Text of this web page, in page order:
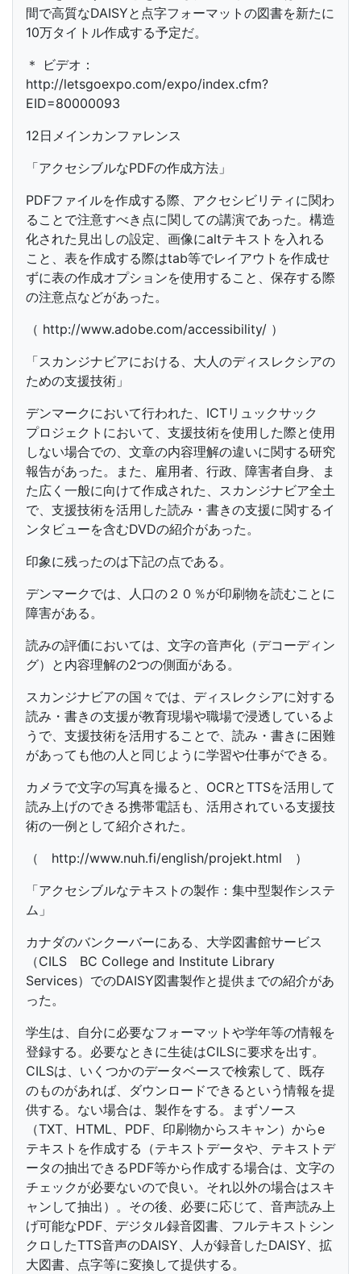
間で高質なDAISYと点字フォーマットの図書を新たに
10万タイトル作成する予定だ。
＊ ビデオ：
http://letsgoexpo.com/expo/index.cfm?
EID=80000093
12日メインカンファレンス
「アクセシブルなPDFの作成方法」
PDFファイルを作成する際、アクセシビリティに関わ
ることで注意すべき点に関しての講演であった。構造
化された見出しの設定、画像にaltテキストを入れる
こと、表を作成する際はtab等でレイアウトを作成せ
ずに表の作成オプションを使用すること、保存する際
の注意点などがあった。
（ http://www.adobe.com/accessibility/ ）
「スカンジナビアにおける、大人のディスレクシアの
ための支援技術」
デンマークにおいて行われた、ICTリュックサック
プロジェクトにおいて、支援技術を使用した際と使用
しない場合での、文章の内容理解の違いに関する研究
報告があった。また、雇用者、行政、障害者自身、ま
た広く一般に向けて作成された、スカンジナビア全土
で、支援技術を活用した読み・書きの支援に関するイ
ンタビューを含むDVDの紹介があった。
印象に残ったのは下記の点である。
デンマークでは、人口の２０％が印刷物を読むことに
障害がある。
読みの評価においては、文字の音声化（デコーディン
グ）と内容理解の2つの側面がある。
スカンジナビアの国々では、ディスレクシアに対する
読み・書きの支援が教育現場や職場で浸透しているよ
うで、支援技術を活用することで、読み・書きに困難
があっても他の人と同じように学習や仕事ができる。
カメラで文字の写真を撮ると、OCRとTTSを活用して
読み上げのできる携帯電話も、活用されている支援技
術の一例として紹介された。
（ http://www.nuh.fi/english/projekt.html ）
「アクセシブルなテキストの製作：集中型製作システ
ム」
カナダのバンクーバーにある、大学図書館サービス
（CILS BC College and Institute Library
Services）でのDAISY図書製作と提供までの紹介があ
った。
学生は、自分に必要なフォーマットや学年等の情報を
登録する。必要なときに生徒はCILSに要求を出す。
CILSは、いくつかのデータベースで検索して、既存
のものがあれば、ダウンロードできるという情報を提
供する。ない場合は、製作をする。まずソース
（TXT、HTML、PDF、印刷物からスキャン）からe
テキストを作成する（テキストデータや、テキストデ
ータの抽出できるPDF等から作成する場合は、文字の
チェックが必要ないので良い。それ以外の場合はスキ
ャンして抽出）。その後、必要に応じて、音声読み上
げ可能なPDF、デジタル録音図書、フルテキストシン
クロしたTTS音声のDAISY、人が録音したDAISY、拡
大図書、点字等に変換して提供する。